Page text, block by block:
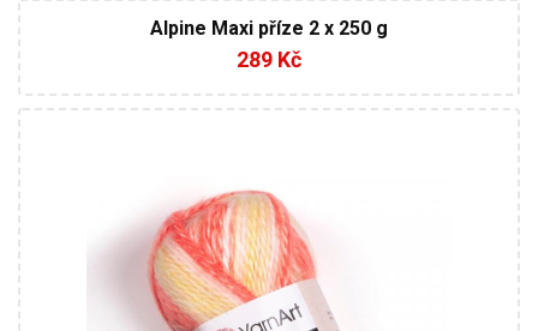
Alpine Maxi příze 2 x 250 g
289 Kč
150
150
3